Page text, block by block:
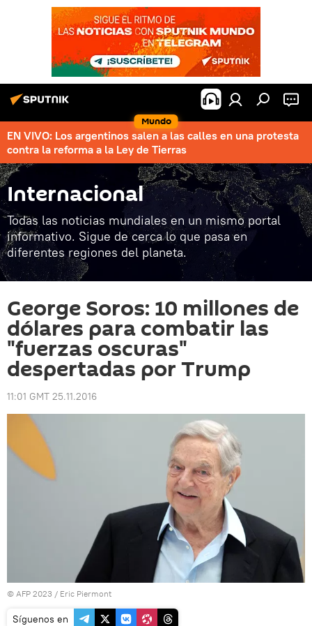
Mundo
EN VIVO: Los argentinos salen a las calles en una protesta
contra la reforma a la Ley de Tierras
Internacional
Todas las noticias mundiales en un mismo portal
informativo. Sigue de cerca lo que pasa en
diferentes regiones del planeta.
George Soros: 10 millones de
dólares para combatir las
"fuerzas oscuras"
despertadas por Trump
11:01 GMT 25.11.2016
© AFP 2023 / Eric Piermont
Síguenos en